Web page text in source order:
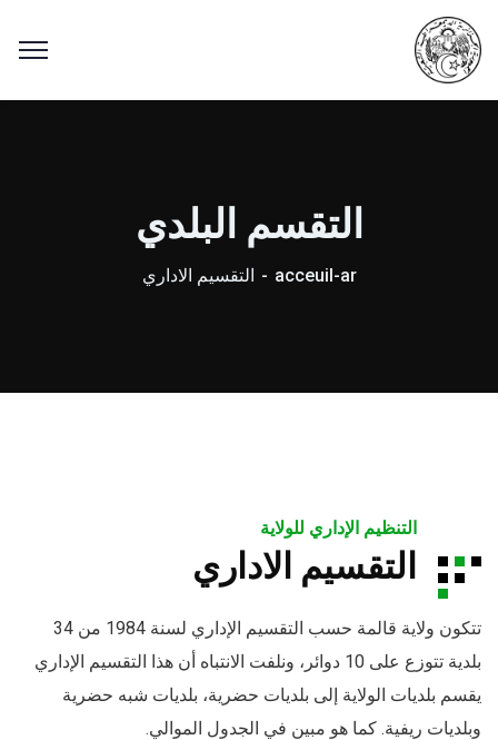
التقسم البلدي
acceuil-ar التقسيم الاداري
التنظيم الإداري للولاية
التقسيم الاداري
تتكون ولاية قالمة حسب التقسيم الإداري لسنة 1984 من 34
بلدية تتوزع على 10 دوائر، ونلفت الانتباه أن هذا التقسيم الإداري
يقسم بلديات الولاية إلى بلديات حضرية، بلديات شبه حضرية
وبلديات ريفية. كما هو مبين في الجدول الموالي.